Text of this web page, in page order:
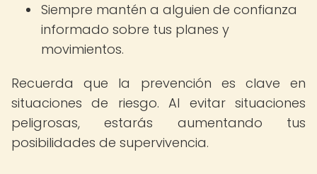
Siempre mantén a alguien de confianza
informado sobre tus planes y
movimientos.
Recuerda que la prevención es clave en
situaciones de riesgo. Al evitar situaciones
peligrosas, estarás aumentando tus
posibilidades de supervivencia.